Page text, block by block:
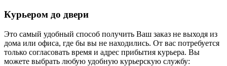
Курьером до двери
Это самый удобный способ получить Ваш заказ не выходя из
дома или офиса, где бы вы не находились. От вас потребуется
только согласовать время и адрес прибытия курьера. Вы
можете выбрать любую удобную курьерскую службу: